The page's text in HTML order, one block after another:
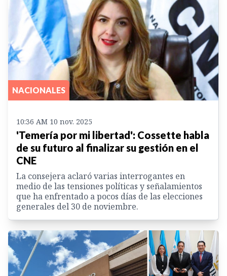
NACIONALES
10:36 AM 10 nov. 2025
'Temería por mi libertad': Cossette habla
de su futuro al finalizar su gestión en el
CNE
La consejera aclaró varias interrogantes en
medio de las tensiones políticas y señalamientos
que ha enfrentado a pocos días de las elecciones
generales del 30 de noviembre.